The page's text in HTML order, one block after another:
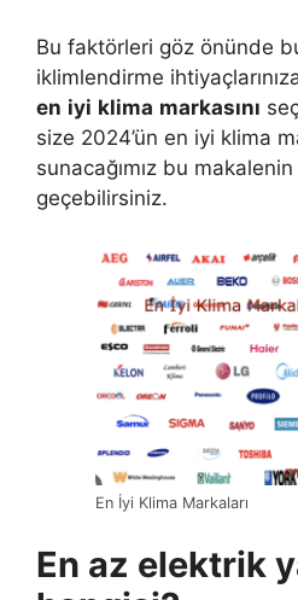
Bu faktörleri göz önünde
iklimlendirme
en iyi klima markasını
size 2024’ün en iyi klima
sunacağımız bu
geçebilirsiniz.
En İyi Klima Markaları
En az elektrik